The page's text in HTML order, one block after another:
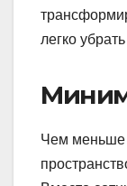
легко
Чем меньше